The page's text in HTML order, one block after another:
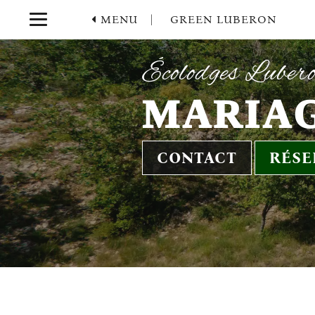
MENU | GREEN LUBERON
Écolodges
CONTACT